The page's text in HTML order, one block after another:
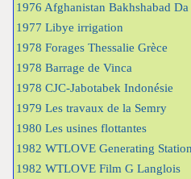
1976 Afghanistan Bakhshabad Da
1977 Libye irrigation
1978 Forages Thessalie Grèce
1978 Barrage de Vinca
1978 CJC-Jabotabek Indonésie
1979 Les travaux de la Semry
1980 Les usines flottantes
1982 WTLOVE Generating Station
1982 WTLOVE Film G Langlois